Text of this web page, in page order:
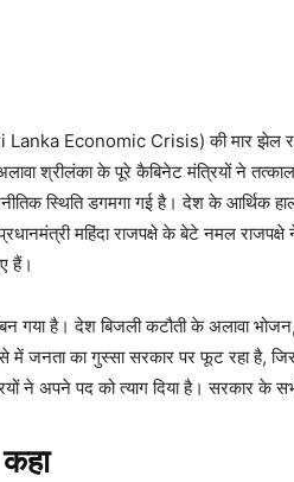
Lanka Economic Crisis) की मार झेल
श्रीलंका के पूरे कैबिनेट मंत्रियों ने
स्थिति डगमगा गई है। देश के आर्थिक
महिंदा राजपक्षे के बेटे नमल राजपक्षे
हैं।
गया है। देश बिजली कटौती के अलावा
में जनता का गुस्सा सरकार पर फूट रहा है,
ने अपने पद को त्याग दिया है। सरकार के